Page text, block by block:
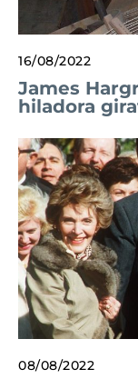
16/08/2022
James
hiladora
08/08/2022